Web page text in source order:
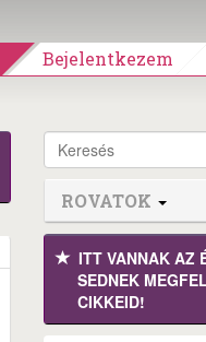
Bejelentkezem
ROVATOK
ITT VANNAK AZ
SEDNEK
CIKKEID!